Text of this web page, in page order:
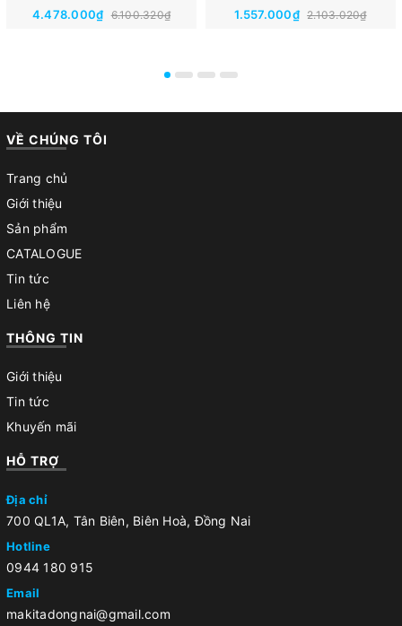
4.478.000₫ 6.100.320₫
1.557.000₫ 2.103.020₫
VỀ CHÚNG TÔI
Trang chủ
Giới thiệu
Sản phẩm
CATALOGUE
Tin tức
Liên hệ
THÔNG TIN
Giới thiệu
Tin tức
Khuyến mãi
HỖ TRỢ
Địa chỉ
700 QL1A, Tân Biên, Biên Hoà, Đồng Nai
Hotline
0944 180 915
Email
makitadongnai@gmail.com